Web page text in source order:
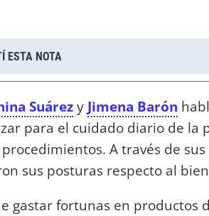
ESTA NOTA
Suárezy Jimena Barón
para el cuidado diario de la
A través de
sus posturas respecto al
gastar fortunas en productos